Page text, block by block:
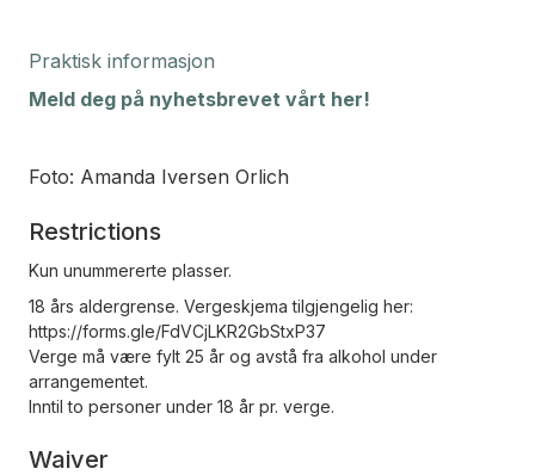
Praktisk informasjon
Meld deg på nyhetsbrevet vårt her!
Foto: Amanda Iversen Orlich
Restrictions
Kun unummererte plasser.
18 års aldergrense. Vergeskjema tilgjengelig her:
https://forms.gle/FdVCjLKR2GbStxP37
Verge må være fylt 25 år og avstå fra alkohol under
arrangementet.
Inntil to personer under 18 år pr. verge.
Waiver